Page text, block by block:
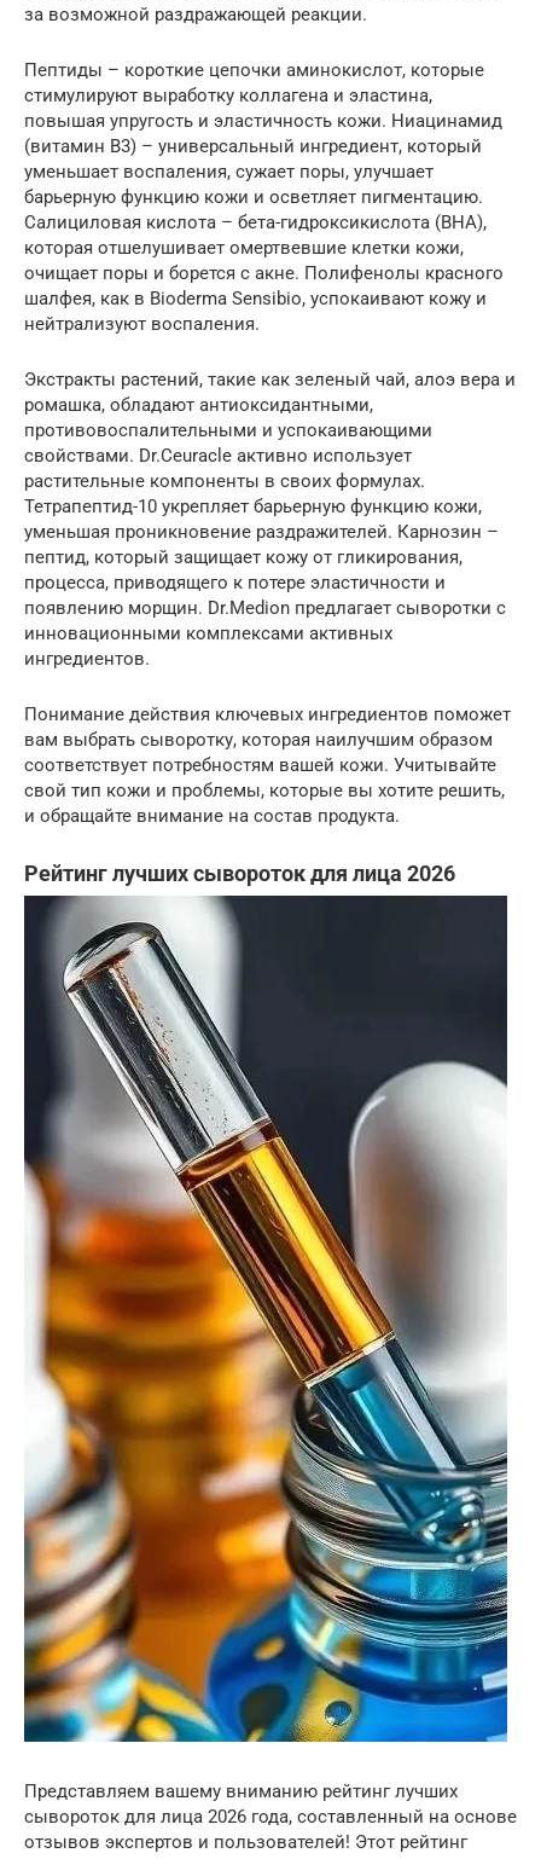
за возможной раздражающей реакции.
Пептиды – короткие цепочки аминокислот, которые
стимулируют выработку коллагена и эластина,
повышая упругость и эластичность кожи. Ниацинамид
(витамин B3) – универсальный ингредиент, который
уменьшает воспаления, сужает поры, улучшает
барьерную функцию кожи и осветляет пигментацию.
Салициловая кислота – бета-гидроксикислота (BHA),
которая отшелушивает омертвевшие клетки кожи,
очищает поры и борется с акне. Полифенолы красного
шалфея, как в Bioderma Sensibio, успокаивают кожу и
нейтрализуют воспаления.
Экстракты растений, такие как зеленый чай, алоэ вера и
ромашка, обладают антиоксидантными,
противовоспалительными и успокаивающими
свойствами. Dr.Ceuracle активно использует
растительные компоненты в своих формулах.
Тетрапептид-10 укрепляет барьерную функцию кожи,
уменьшая проникновение раздражителей. Карнозин –
пептид, который защищает кожу от гликирования,
процесса, приводящего к потере эластичности и
появлению морщин. Dr.Medion предлагает сыворотки с
инновационными комплексами активных
ингредиентов.
Понимание действия ключевых ингредиентов поможет
вам выбрать сыворотку, которая наилучшим образом
соответствует потребностям вашей кожи. Учитывайте
свой тип кожи и проблемы, которые вы хотите решить,
и обращайте внимание на состав продукта.
Рейтинг лучших сывороток для лица 2026
Представляем вашему вниманию рейтинг лучших
сывороток для лица 2026 года, составленный на основе
отзывов экспертов и пользователей! Этот рейтинг